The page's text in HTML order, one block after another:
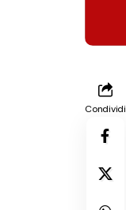
Condividi